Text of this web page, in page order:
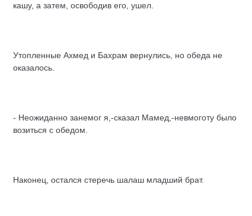
кашу, а затем, освободив его, ушел.
Утопленные Ахмед и Бахрам вернулись, но обеда не
оказалось.
- Неожиданно занемог я,-сказал Мамед,-невмоготу было
возиться с обедом.
Наконец, остался стеречь шалаш младший брат.